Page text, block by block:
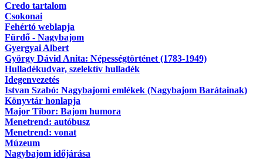
Credo tartalom
Csokonai
Fehértó weblapja
Fürdő - Nagybajom
Gyergyai Albert
György Dávid Anita: Népességtörténet (1783-1949)
Hulladékudvar, szelektív hulladék
Idegenvezetés
Istvan Szabó: Nagybajomi emlékek (Nagybajom Barátainak)
Könyvtár honlapja
Major Tibor: Bajom humora
Menetrend: autóbusz
Menetrend: vonat
Múzeum
Nagybajom időjárása